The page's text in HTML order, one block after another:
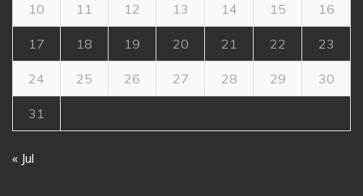
10 11 12 13 14 15 16
17 18 19 20 21 22 23
24 25 26 27 28 29 30
31
« Jul